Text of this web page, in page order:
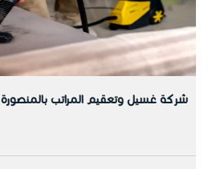
شركة غسيل وتعقيم المراتب بالمنصورة